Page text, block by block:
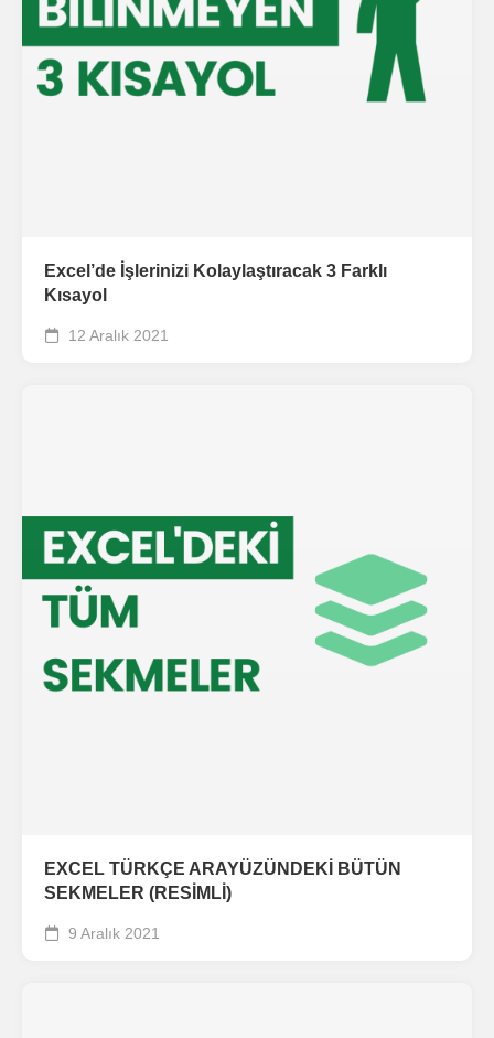
Excel’de İşlerinizi Kolaylaştıracak 3 Farklı
Kısayol
12 Aralık 2021
EXCEL TÜRKÇE ARAYÜZÜNDEKİ BÜTÜN
SEKMELER (RESİMLİ)
9 Aralık 2021